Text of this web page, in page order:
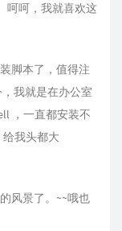
呵呵，我就喜欢这
脚本了，值得注
我就是在办公室
，一直都安装不
我头都大
风景了。~~哦也